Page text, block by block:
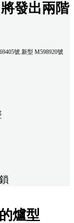
發出兩階
號.新型 M598920號
的爐型